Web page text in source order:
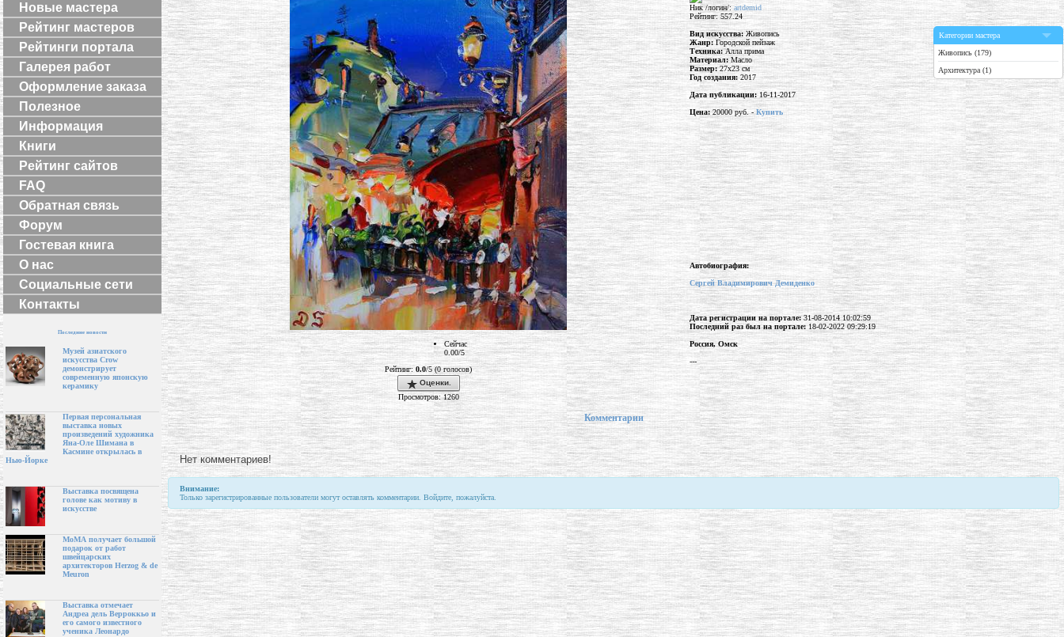
Новые мастера
Рейтинг мастеров
Рейтинги портала
Галерея работ
Оформление заказа
Полезное
Информация
Книги
Рейтинг сайтов
FAQ
Обратная связь
Форум
Гостевая книга
О нас
Социальные сети
Контакты
Последние новости
Музей азиатского
искусства Crow
демонстрирует
современную японскую
керамику
Первая персональная
выставка новых
произведений художника
Яна-Оле Шимана в
Касмине открылась в
Нью-Йорке
Выставка посвящена
голове как мотиву в
искусстве
МоМА получает большой
подарок от работ
швейцарских
архитекторов Herzog & de
Meuron
Выставка отмечает
Андреа дель Верроккьо и
его самого известного
ученика Леонардо
Сейчас
0.00/5
Рейтинг: 0.0/5 (0 голосов)
Оценки.
Просмотров: 1260
Ник /логин/:artdemid
Рейтинг: 557.24
Вид искусства:Живопись
Жанр:Городской пейзаж
Техника:Алла прима
Материал:Масло
Размер:27x23 см
Год создания:2017
Дата публикации:16-11-2017
Цена:20000 руб. -Купить
Категории мастера
Живопись (179)
Архитектура (1)
Автобиография:
Сергей Владимирович Демиденко
Дата регистрации на портале: 31-08-2014 10:02:59
Последний раз был на портале:18-02-2022 09:29:19
Россия, Омск
---
Комментарии
Нет комментариев!
Внимание:
Только зарегистрированные пользователи могут оставлять комментарии. Войдите, пожалуйста.